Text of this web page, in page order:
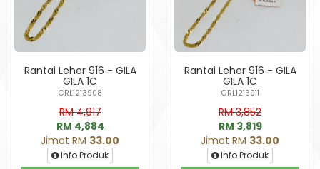
Rantai Leher 916 - GILA
GILA 1C
CRL1213908
RM 4,917
RM 4,884
Jimat RM 33.00
Info Produk
Rantai Leher 916 - GILA
GILA 1C
CRL1213911
RM 3,852
RM 3,819
Jimat RM 33.00
Info Produk